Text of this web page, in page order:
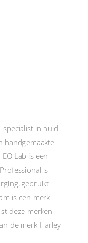
specialist in huid
handgemaakte
Lab is een
is
gebruikt
is een merk
deze merken
de merk Harley